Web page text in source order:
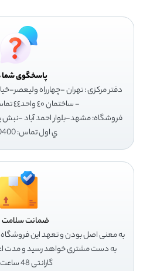
پاسخگوی
دفتر مرکزی : تهران -چهارراه وليعصر-
- ساختمان ٤٠ واحد٤٤ تماس: 02166961856
فروشگاه: مشهد-بلوار احمد آباد -
ي اول تماس: 05134000400
ضمانت سلامت
به معنی اصل بودن و تعهد این
به دست مشتری خواهد رسید و مدت
گارانتی 48 ساعت می باشد.